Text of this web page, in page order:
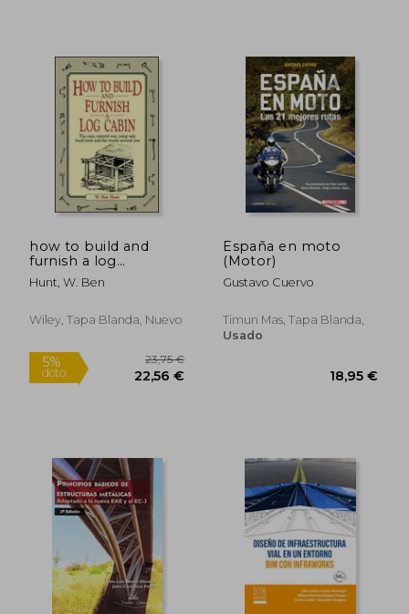
5%
dcto. 11,87 €
5%
dcto.
5%
dcto.
how to build and
furnish a log
cabin,the easy,
natural way using
the woods around
Hunt, W. Ben
Wiley, Tapa Blanda, Nuevo
España en moto
(Motor)
Gustavo Cuervo
Timun Mas, Tapa Blanda,
Usado